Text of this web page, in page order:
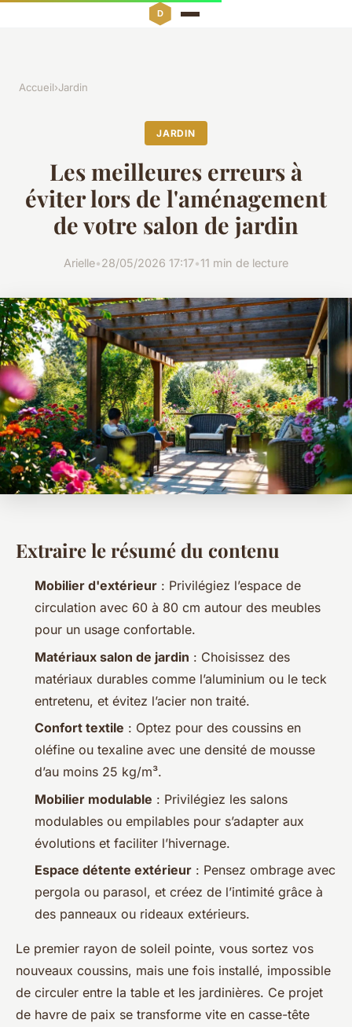
Accueil›Jardin
JARDIN
Les meilleures erreurs à
éviter lors de l'aménagement
de votre salon de jardin
Arielle•28/05/2026 17:17•11 min de lecture
Extraire le résumé du contenu
Mobilier d'extérieur : Privilégiez l’espace de
circulation avec 60 à 80 cm autour des meubles
pour un usage confortable.
Matériaux salon de jardin : Choisissez des
matériaux durables comme l’aluminium ou le teck
entretenu, et évitez l’acier non traité.
Confort textile : Optez pour des coussins en
oléfine ou texaline avec une densité de mousse
d’au moins 25 kg/m³.
Mobilier modulable : Privilégiez les salons
modulables ou empilables pour s’adapter aux
évolutions et faciliter l’hivernage.
Espace détente extérieur : Pensez ombrage avec
pergola ou parasol, et créez de l’intimité grâce à
des panneaux ou rideaux extérieurs.
Le premier rayon de soleil pointe, vous sortez vos
nouveaux coussins, mais une fois installé, impossible
de circuler entre la table et les jardinières. Ce projet
de havre de paix se transforme vite en casse-tête